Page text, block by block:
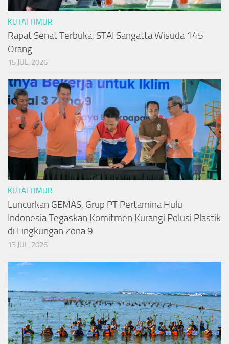
KUTAI TIMUR
Rapat Senat Terbuka, STAI Sangatta Wisuda 145
Orang
15 JUL, 2026
KUTAI TIMUR
Luncurkan GEMAS, Grup PT Pertamina Hulu
Indonesia Tegaskan Komitmen Kurangi Polusi Plastik
di Lingkungan Zona 9
13 JUL, 2026